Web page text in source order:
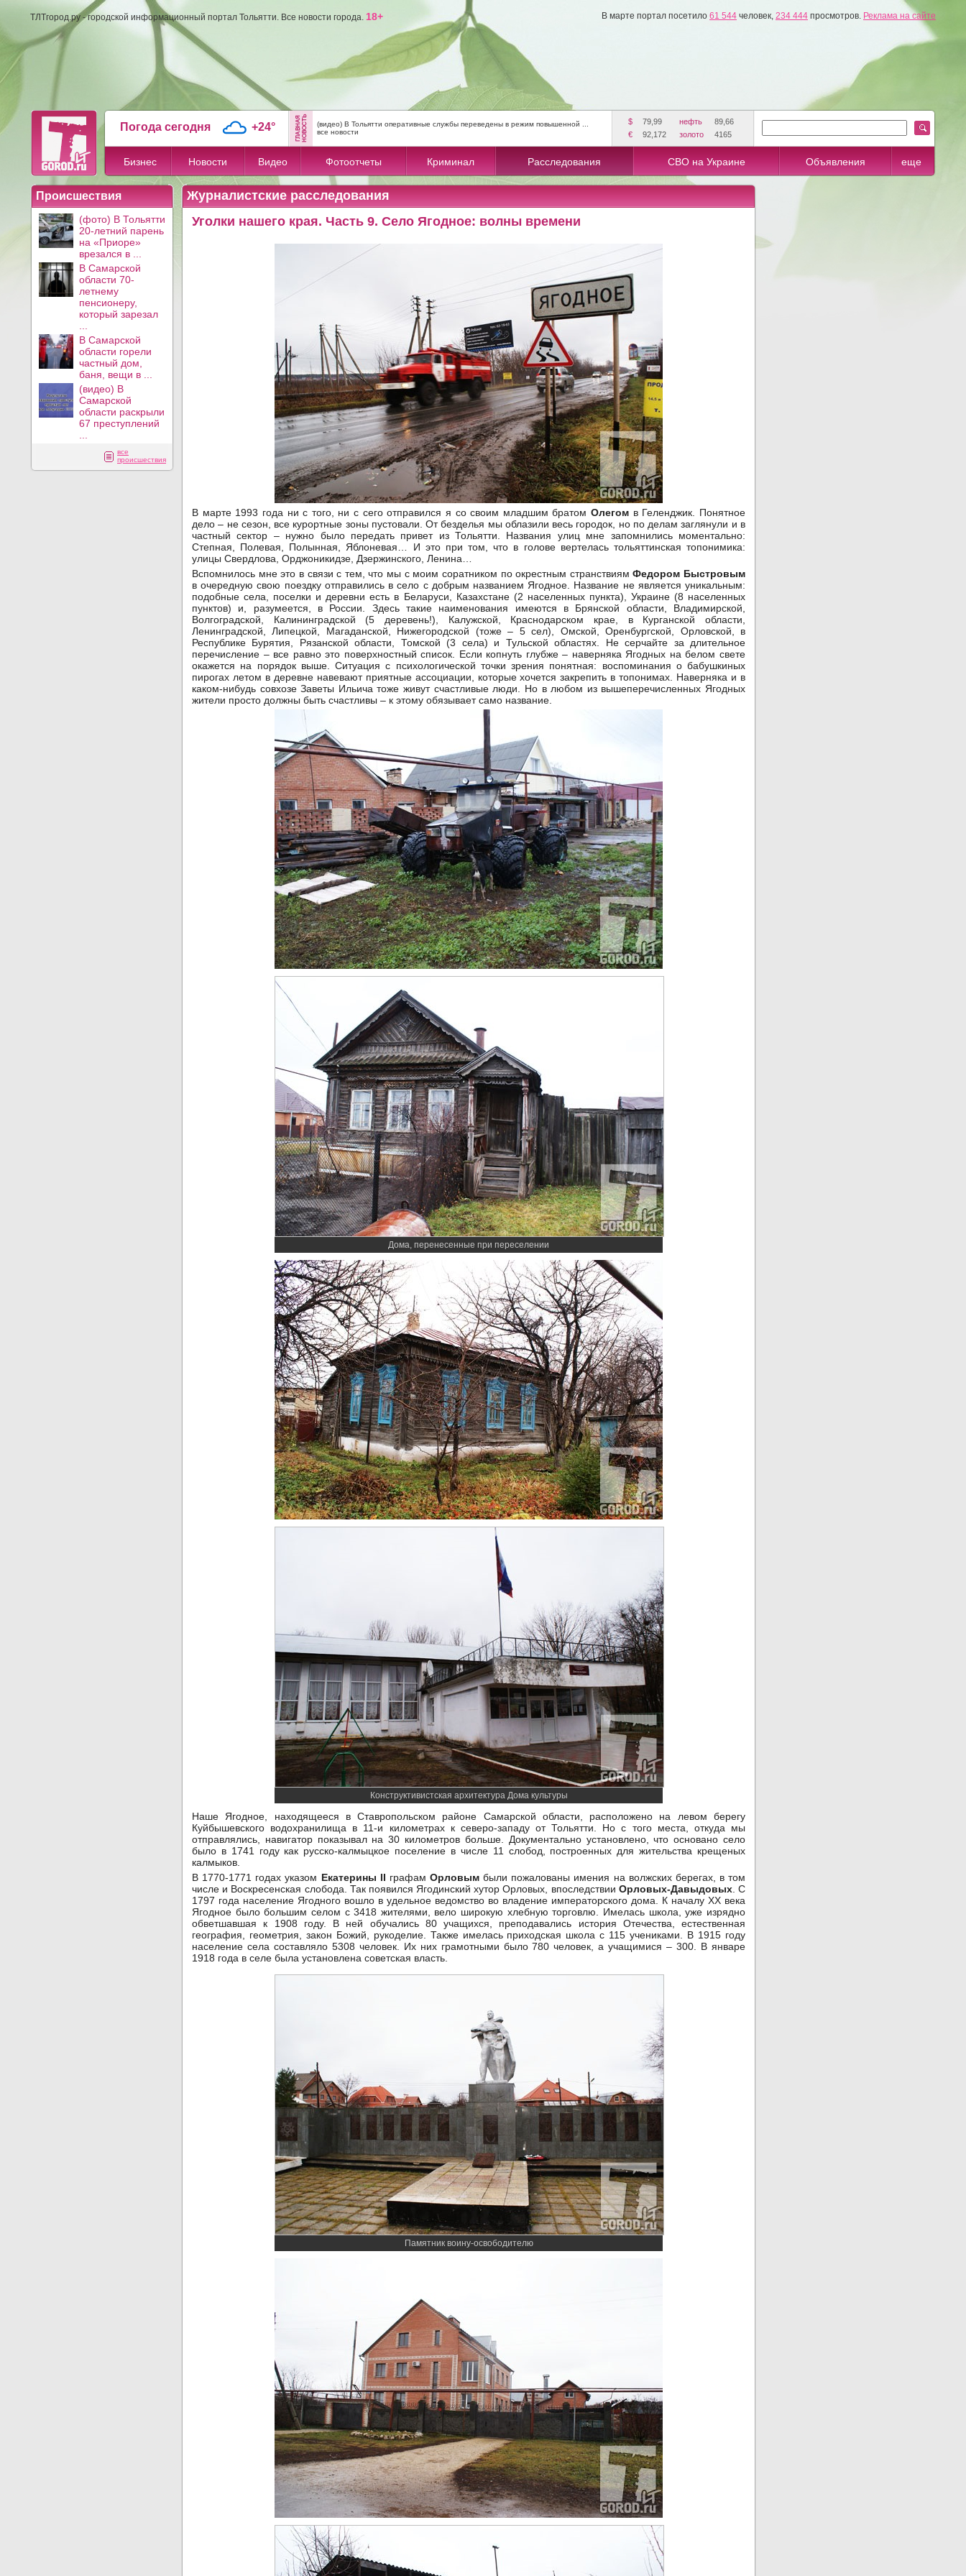
ТЛТгород.ру - городской информационный портал Тольятти. Все новости города. 18+ В марте портал посетило 61 544 человек, 234 444 просмотров. Реклама на сайте
Погода сегодня +24°
(видео) В Тольятти оперативные службы переведены в режим повышенной ...
все новости
$ 79,99 нефть
89,66
€
92,172 золото 4165
Бизнес Новости Видео Фотоотчеты Криминал Расследования СВО на Украине Объявления еще
Происшествия
(фото) В Тольятти
20-летний парень
на «Приоре»
врезался в ...
В Самарской
области 70-
летнему
пенсионеру,
который зарезал
В Самарской
области горели
частный дом,
баня, вещи в ...
(видео) В
Самарской
области раскрыли
67 преступлений
все
происшествия
Журналистские расследования
Уголки нашего края. Часть 9. Село Ягодное: волны времени
В марте 1993 года ни с того, ни с сего отправился я со своим младшим братомОлегом в Геленджик. Понятное
дело – не сезон, все курортные зоны пустовали. От безделья мы облазили весь городок, но по делам заглянули и в
частный сектор – нужно было передать привет из Тольятти. Названия улиц мне запомнились моментально:
Степная, Полевая, Полынная, Яблоневая… И это при том, что в голове вертелась тольяттинская топонимика:
улицы Свердлова, Орджоникидзе, Дзержинского, Ленина…
Вспомнилось мне это в связи с тем, что мы с моим соратником по окрестным странствиямФедором Быстровым
в очередную свою поездку отправились в село с добрым названием Ягодное. Название не является уникальным:
подобные села, поселки и деревни есть в Беларуси, Казахстане (2 населенных пункта), Украине (8 населенных
пунктов) и, разумеется, в России. Здесь такие наименования имеются в Брянской области, Владимирской,
Волгоградской, Калининградской (5 деревень!), Калужской, Краснодарском крае, в Курганской области,
Ленинградской, Липецкой, Магаданской, Нижегородской (тоже – 5 сел), Омской, Оренбургской, Орловской, в
Республике Бурятия, Рязанской области, Томской (3 села) и Тульской областях. Не серчайте за длительное
перечисление – все равно это поверхностный список. Если копнуть глубже – наверняка Ягодных на белом свете
окажется на порядок выше. Ситуация с психологической точки зрения понятная: воспоминания о бабушкиных
пирогах летом в деревне навевают приятные ассоциации, которые хочется закрепить в топонимах. Наверняка и в
каком-нибудь совхозе Заветы Ильича тоже живут счастливые люди. Но в любом из вышеперечисленных Ягодных
жители просто должны быть счастливы – к этому обязывает само название.
Дома, перенесенные при переселении
Конструктивистская архитектура Дома культуры
Наше Ягодное, находящееся в Ставропольском районе Самарской области, расположено на левом берегу
Куйбышевского водохранилища в 11-и километрах к северо-западу от Тольятти. Но с того места, откуда мы
отправлялись, навигатор показывал на 30 километров больше. Документально установлено, что основано село
было в 1741 году как русско-калмыцкое поселение в числе 11 слобод, построенных для жительства крещеных
калмыков.
В 1770-1771 годах указом Екатерины II графам Орловымбыли пожалованы имения на волжских берегах, в том
числе и Воскресенская слобода. Так появился Ягодинский хутор Орловых, впоследствии Орловых-Давыдовых. С
1797 года население Ягодного вошло в удельное ведомство во владение императорского дома. К началу XX века
Ягодное было большим селом с 3418 жителями, вело широкую хлебную торговлю. Имелась школа, уже изрядно
обветшавшая к 1908 году. В ней обучались 80 учащихся, преподавались история Отечества, естественная
география, геометрия, закон Божий, рукоделие. Также имелась приходская школа с 115 учениками. В 1915 году
население села составляло 5308 человек. Их них грамотными было 780 человек, а учащимися – 300. В январе
1918 года в селе была установлена советская власть.
Памятник воину-освободителю